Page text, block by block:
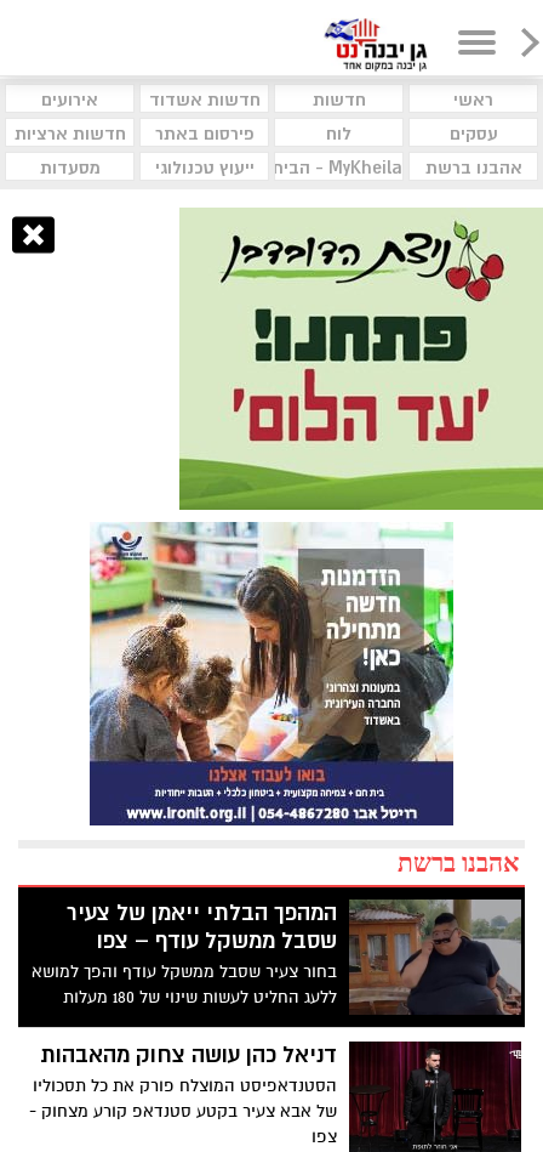
ראשי חדשות חדשות אשדוד
אירועים
עסקים
לוח פירסום באתר
חדשות ארציות
אהבנו ברשת
MyKheila - הבית לעסקים וקהילות ייעוץ טכנולוגי מסעדות
אהבנו ברשת
המהפך הבלתי ייאמן של צעיר
שסבל ממשקל עודף – צפו
בחור צעיר שסבל ממשקל עודף והפך למושא
ללעג החליט לעשות שינוי של 180 מעלות
בחיים. אחרי המון עבודה קשה ויזע ודמעות -
צפו במהפך הבלתי ייאמן ומעורר ההשראה
דניאל כהן עושה צחוק מהאבהות
הסטנדאפיסט המוצלח פורק את כל תסכוליו
של אבא צעיר בקטע סטנדאפ קורע מצחוק -
צפו